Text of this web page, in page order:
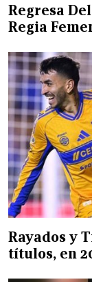
Regresa
Regia
Rayados y
títulos, en